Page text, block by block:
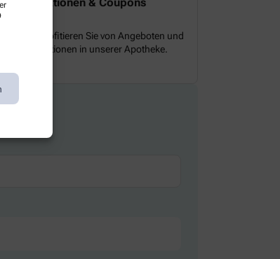
Aktionen & Coupons
Profitieren Sie von Angeboten und
Aktionen in unserer Apotheke.